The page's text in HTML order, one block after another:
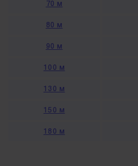
70 м
80 м
90 м
100 м
130 м
150 м
180 м